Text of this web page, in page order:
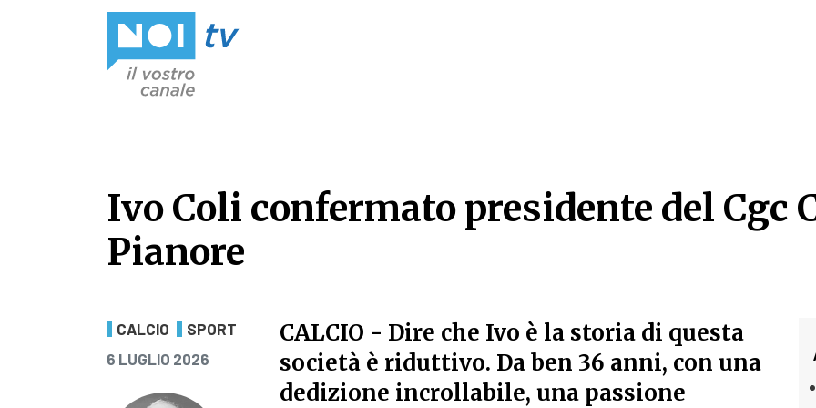
Ivo Coli confermato presidente del Cgc
Pianore
Ivo Coli confermato presidente del Cgc
CALCIO
SPORT
PUBBLICATO IL
6 LUGLIO 2026
CALCIO - Dire che Ivo è la storia di questa
società è riduttivo. Da ben 36 anni, con una
dedizione incrollabile, una passione